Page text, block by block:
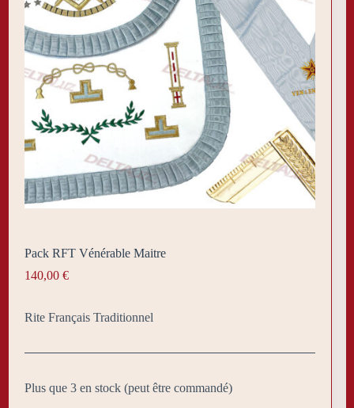
Pack RFT Vénérable Maitre
140,00 €
Rite Français Traditionnel
Plus que 3 en stock (peut être commandé)